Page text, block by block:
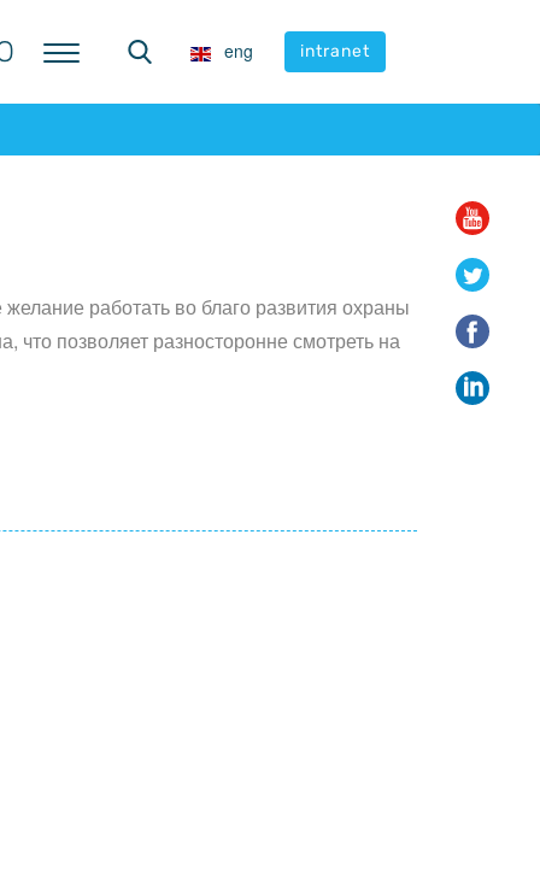
eng intranet
eng intranet
работать во благо развития охраны
позволяет разносторонне смотреть на